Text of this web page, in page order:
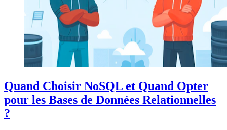
Quand Choisir NoSQL et Quand Opter
pour les Bases de Données Relationnelles
?